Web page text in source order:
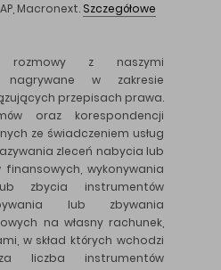
Macronext. Szczegółowe
rozmowy z naszymi
w zakresie
przepisach prawa.
oraz korespondencji
ze świadczeniem usług
zleceń nabycia lub
wykonywania
zbycia instrumentów
lub zbywania
na własny rachunek,
w skład których wchodzi
liczba instrumentów